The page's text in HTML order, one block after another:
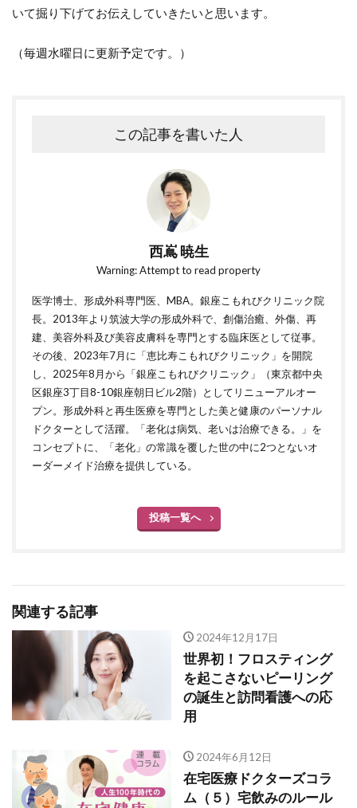
いて掘り下げてお伝えしていきたいと思います。
（毎週水曜日に更新予定です。）
この記事を書いた人
西嶌 暁生
Warning: Attempt to read property
医学博士、形成外科専門医、MBA。銀座こもれびクリニック院
長。2013年より筑波大学の形成外科で、創傷治癒、外傷、再
建、美容外科及び美容皮膚科を専門とする臨床医として従事。
その後、2023年7月に「恵比寿こもれびクリニック」を開院
し、2025年8月から「銀座こもれびクリニック」（東京都中央
区銀座3丁目8-10銀座朝日ビル2階）としてリニューアルオー
プン。形成外科と再生医療を専門とした美と健康のパーソナル
ドクターとして活躍。「老化は病気、老いは治療できる。」を
コンセプトに、「老化」の常識を覆した世の中に2つとないオ
ーダーメイド治療を提供している。
投稿一覧へ
関連する記事
2024年12月17日
世界初！フロスティング
を起こさないピーリング
の誕生と訪問看護への応
用
2024年6月12日
在宅医療ドクターズコラ
ム（５）宅飲みのルール